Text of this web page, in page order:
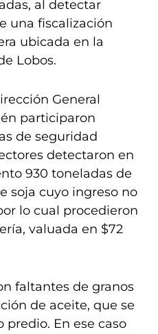
al detectar
una fiscalización
ubicada en la
Lobos.
General
participaron
de seguridad
detectaron en
930 toneladas de
soja cuyo ingreso no
lo cual procedieron
valuada en $72
faltantes de granos
de aceite, que se
En ese caso